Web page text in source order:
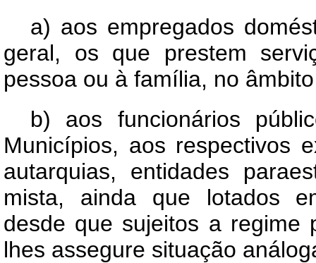
a) aos empregados
geral, os que prestem
pessoa ou à família, no
b) aos funcionários
Municípios, aos respectivos
autarquias, entidades
mista, ainda que lotados
desde que sujeitos a regime
lhes assegure situação